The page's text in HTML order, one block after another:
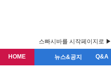
스빠시바를 시작페이지로 ▶
HOME 뉴스&공지 Q&A